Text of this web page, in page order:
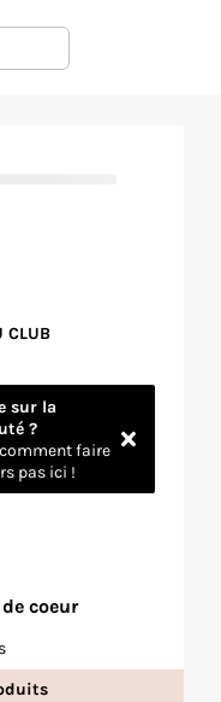
CLUB
sur la
?
faire
pas ici !
coeur